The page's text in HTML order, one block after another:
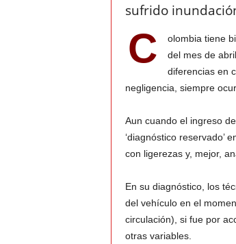
e
s
v
C
o
l
o
sufrido
C
olombia tiene
del mes de
diferencias en
negligencia, siempre
Aun cuando el ingreso
‘diagnóstico reservado’
con ligerezas y, mejor,
En su diagnóstico, los
del vehículo en el
circulación), si fue por
otras variables.